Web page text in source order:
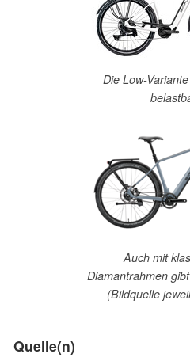
Die Low-
Auch mit
Diamantrahmen
(Bildquelle
Quelle(n)